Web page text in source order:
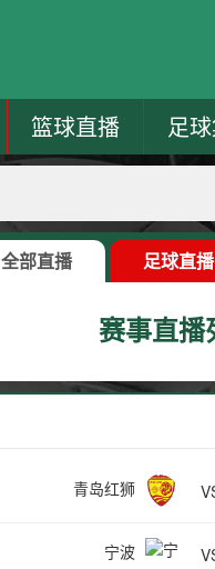
篮球直播 足
全部直播 足球直播
赛事直播
青岛红狮
宁波